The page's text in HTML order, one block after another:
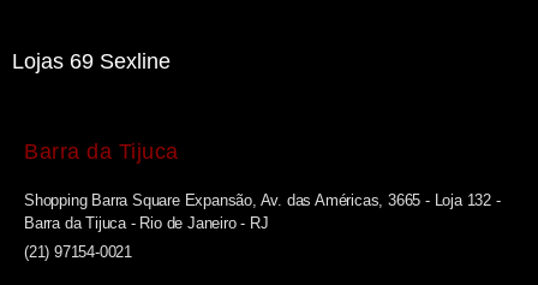
Lojas 69 Sexline
Barra da Tijuca
Shopping Barra Square Expansão, Av. das Américas, 3665 - Loja 132 -
Barra da Tijuca - Rio de Janeiro - RJ
(21) 97154-0021